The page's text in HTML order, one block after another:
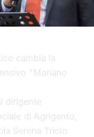
cambia la
"Mariano
dirigente
di Agrigento,
Serena Triolo